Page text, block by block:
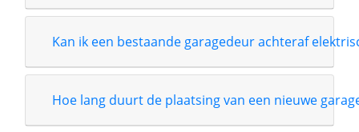
Kan ik een bestaande garagedeur achteraf
Hoe lang duurt de plaatsing van een nieuwe